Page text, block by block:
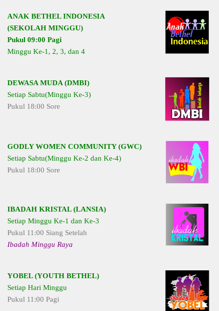
ANAK BETHEL INDONESIA
(SEKOLAH MINGGU)
Pukul 09:00 Pagi
Minggu Ke-1, 2, 3, dan 4
DEWASA MUDA (DMBI)
Setiap Sabtu(Minggu Ke-3)
Pukul 18:00 Sore
GODLY WOMEN COMMUNITY (GWC)
Setiap Sabtu(Minggu Ke-2 dan Ke-4)
Pukul 18:00 Sore
IBADAH KRISTAL (LANSIA)
Setiap Minggu Ke-1 dan Ke-3
Pukul 11:00 Siang Setelah
Ibadah Minggu Raya
YOBEL (YOUTH BETHEL)
Setiap Hari Minggu
Pukul 11:00 Pagi